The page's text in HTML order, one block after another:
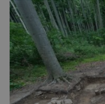
v Hodoníně u
nedávno
1400 Romů a
internováni, v
čekal transport